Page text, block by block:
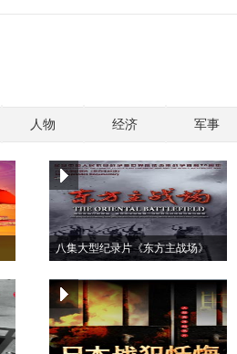
人物 经济 军事
八集大型纪录片《东方主战场》